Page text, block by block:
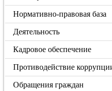
Нормативно-правовая база
Деятельность
Кадровое обеспечение
Противодействие
Обращения граждан